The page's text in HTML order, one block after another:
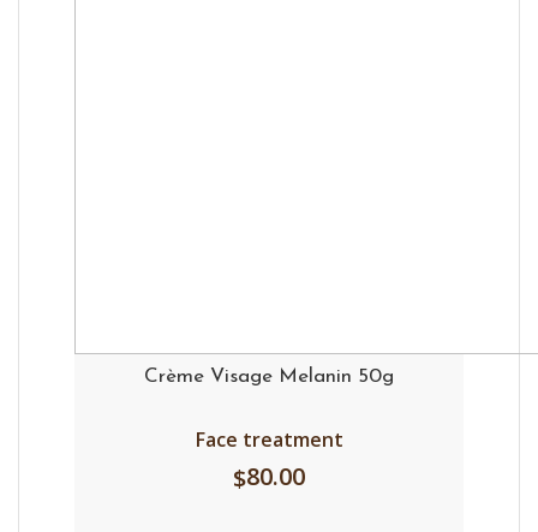
Crème Visage Melanin 50g
Face treatment
$80.00